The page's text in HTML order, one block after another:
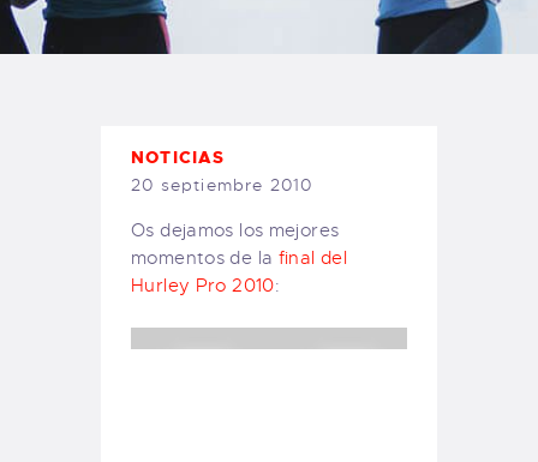
TIENDA FAMILY SURFERS
WEBCAM SALINAS
NOTICIAS
20 septiembre 2010
Os dejamos los mejores
momentos de la final del
Hurley Pro 2010: